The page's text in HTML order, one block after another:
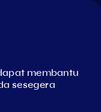
membantu
sesegera